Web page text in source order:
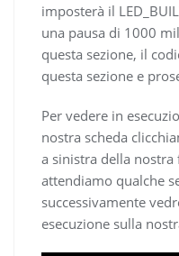
imposterà il
una pausa di 1000
questa sezione, il
questa sezione e
Per vedere in
nostra scheda
a sinistra della
attendiamo qualche
successivamente
esecuzione sulla